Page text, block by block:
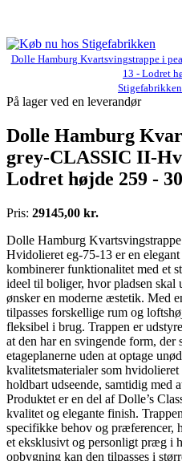
Dolle Hamburg Kvartsvingstrappe i
13 - Lodret
På lager ved en leverandør
Dolle Hamburg
grey-CLASSIC II-
Lodret højde 259 - 30
Pris: 29145,00 kr.
Dolle Hamburg
Hvidolieret eg-75-13 er en
kombinerer funktionalitet med et
ideel til boliger, hvor pladsen skal
ønsker en moderne æstetik. Med
tilpasses forskellige rum og
fleksibel i brug. Trappen er
at den har en svingende form,
etageplanerne uden at optage
kvalitetsmaterialer som
holdbart udseende, samtidig med
Produktet er en del af Dolle’s
kvalitet og elegante finish.
specifikke behov og præferencer,
et eksklusivt og personligt præg i
opbygning kan den tilpasses i